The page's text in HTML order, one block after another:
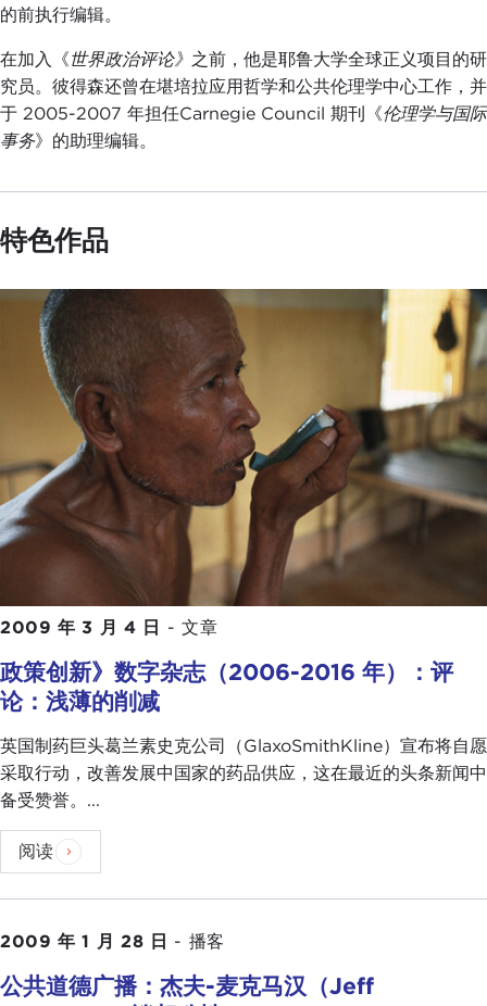
的前执行编辑。
在加入《世界政治评论》 之前，他是耶鲁大学全球正义项目的研
究员。彼得森还曾在堪培拉应用哲学和公共伦理学中心工作，并
于 2005-2007 年担任Carnegie Council 期刊《伦理学与国际
事务》的助理编辑。
特色作品
2009 年 3 月 4 日 - 文章
政策创新》数字杂志（2006-2016 年）：评
论：浅薄的削减
英国制药巨头葛兰素史克公司（GlaxoSmithKline）宣布将自愿
采取行动，改善发展中国家的药品供应，这在最近的头条新闻中
备受赞誉。...
阅读
2009 年 1 月 28 日 - 播客
公共道德广播：杰夫-麦克马汉（Jeff